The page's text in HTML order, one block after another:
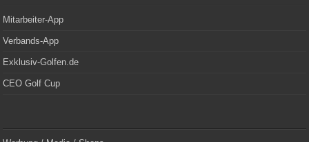
Mitarbeiter-App
Verbands-App
Exklusiv-Golfen.de
CEO Golf Cup